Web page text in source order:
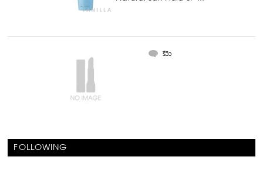
รีวิว
FOLLOWING